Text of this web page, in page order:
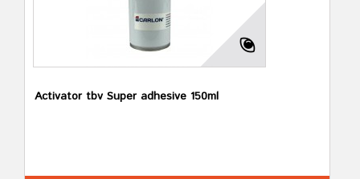
Activator tbv Super adhesive 150ml